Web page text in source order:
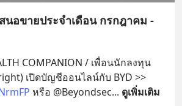
นอขายประจำเดือน กรกฎาคม -
COMPANION / เพื่อนนักลงทุน
หรือ @Beyondsec... ดูเพิ่มเติม